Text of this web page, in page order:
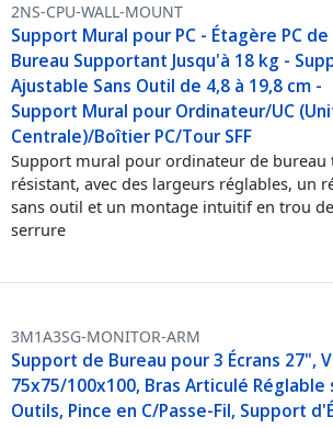
2NS-CPU-WALL-MOUNT
Support Mural pour PC - Étagère PC de
Bureau Supportant Jusqu'à 18 kg -
Ajustable Sans Outil de 4,8 à 19,8 cm -
Support Mural pour Ordinateur/UC
Centrale)/Boîtier PC/Tour SFF
Support mural pour ordinateur de bureau
résistant, avec des largeurs réglables, un
sans outil et un montage intuitif en trou de
serrure
3M1A3SG-MONITOR-ARM
Support de Bureau pour 3 Écrans 27",
75x75/100x100, Bras Articulé Réglable
Outils, Pince en C/Passe-Fil, Support